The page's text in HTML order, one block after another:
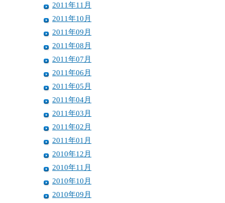
2011年11月
2011年10月
2011年09月
2011年08月
2011年07月
2011年06月
2011年05月
2011年04月
2011年03月
2011年02月
2011年01月
2010年12月
2010年11月
2010年10月
2010年09月